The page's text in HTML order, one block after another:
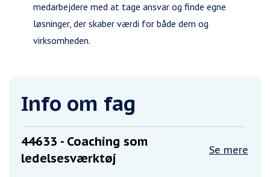
medarbejdere med at tage ansvar og finde egne
løsninger, der skaber værdi for både dem og
virksomheden.
Info om fag
44633 - Coaching som
ledelsesværktøj
Se mere